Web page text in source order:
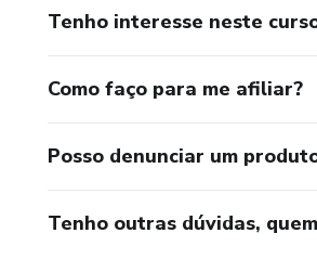
Tenho interesse neste
Como faço para me afiliar?
Posso denunciar um
Tenho outras dúvidas,